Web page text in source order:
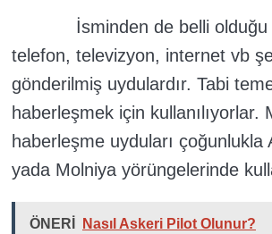
İsminden de belli olduğu
telefon, televizyon, internet vb
gönderilmiş uydulardır. Tabi
haberleşmek için kullanılıyorlar.
haberleşme uyduları çoğunlukla
yada Molniya yörüngelerinde
ÖNERİ Nasıl Askeri Pilot Olunur?